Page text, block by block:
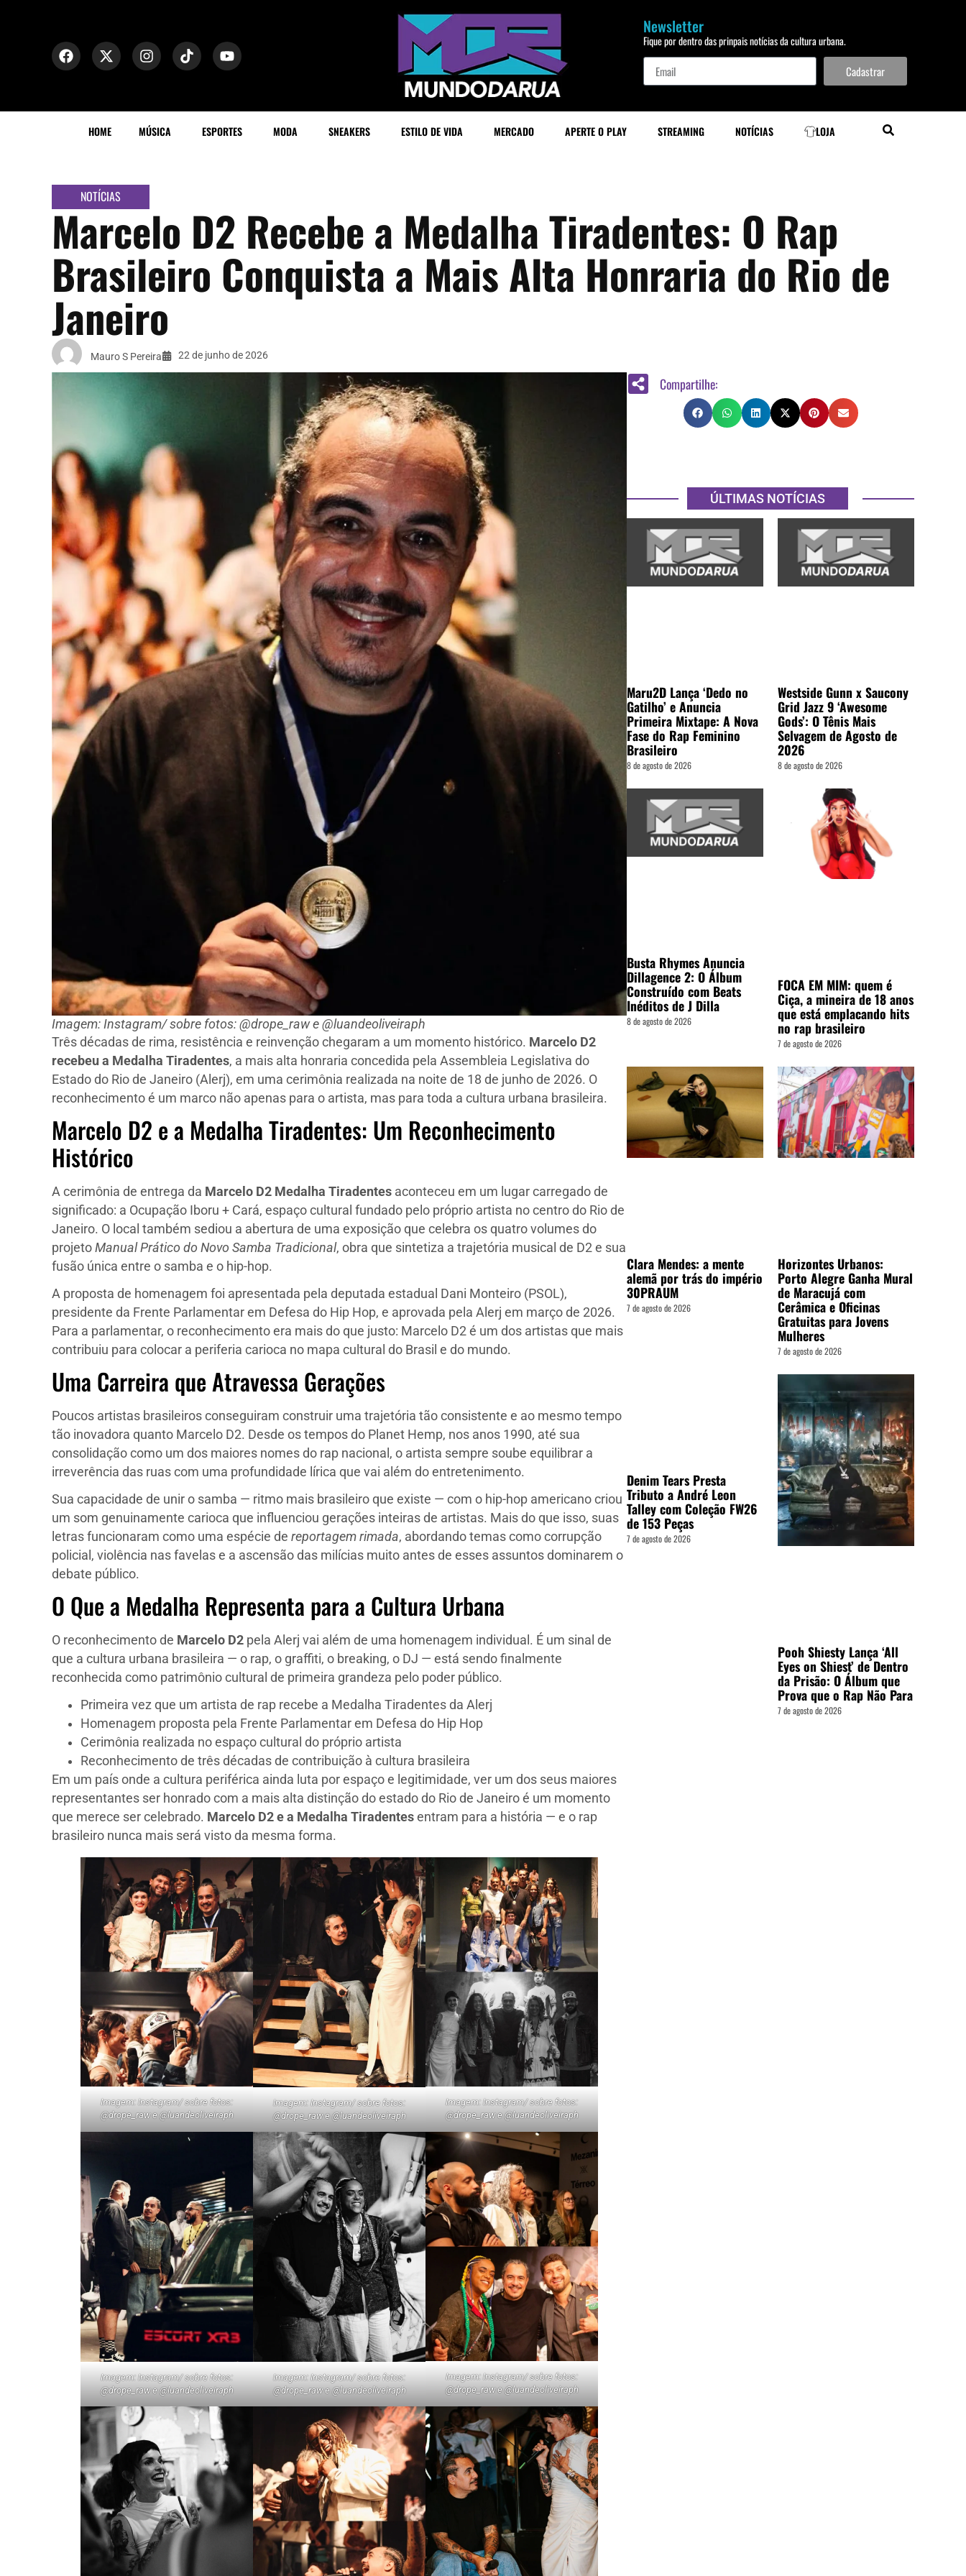
Newsletter
Fique por dentro das prinpais notícias da cultura urbana.
Cadastrar
HOME MÚSICA ESPORTES MODA SNEAKERS ESTILO DE VIDA MERCADO APERTE O PLAY STREAMING NOTÍCIAS LOJA
NOTÍCIAS
Marcelo D2 Recebe a Medalha Tiradentes: O Rap
Brasileiro Conquista a Mais Alta Honraria do Rio de
Janeiro
Mauro S Pereira 22 de junho de 2026
Imagem: Instagram/ sobre fotos: @drope_raw e @luandeoliveiraph
Três décadas de rima, resistência e reinvenção chegaram a um momento histórico. Marcelo D2
recebeu a Medalha Tiradentes, a mais alta honraria concedida pela Assembleia Legislativa do
Estado do Rio de Janeiro (Alerj), em uma cerimônia realizada na noite de 18 de junho de 2026. O
reconhecimento é um marco não apenas para o artista, mas para toda a cultura urbana brasileira.
Marcelo D2 e a Medalha Tiradentes: Um Reconhecimento
Histórico
A cerimônia de entrega da Marcelo D2 Medalha Tiradentes aconteceu em um lugar carregado de
significado: a Ocupação Iboru + Cará, espaço cultural fundado pelo próprio artista no centro do Rio de
Janeiro. O local também sediou a abertura de uma exposição que celebra os quatro volumes do
projeto Manual Prático do Novo Samba Tradicional, obra que sintetiza a trajetória musical de D2 e sua
fusão única entre o samba e o hip-hop.
A proposta de homenagem foi apresentada pela deputada estadual Dani Monteiro (PSOL),
presidente da Frente Parlamentar em Defesa do Hip Hop, e aprovada pela Alerj em março de 2026.
Para a parlamentar, o reconhecimento era mais do que justo: Marcelo D2 é um dos artistas que mais
contribuiu para colocar a periferia carioca no mapa cultural do Brasil e do mundo.
Uma Carreira que Atravessa Gerações
Poucos artistas brasileiros conseguiram construir uma trajetória tão consistente e ao mesmo tempo
tão inovadora quanto Marcelo D2. Desde os tempos do Planet Hemp, nos anos 1990, até sua
consolidação como um dos maiores nomes do rap nacional, o artista sempre soube equilibrar a
irreverência das ruas com uma profundidade lírica que vai além do entretenimento.
Sua capacidade de unir o samba — ritmo mais brasileiro que existe — com o hip-hop americano criou
um som genuinamente carioca que influenciou gerações inteiras de artistas. Mais do que isso, suas
letras funcionaram como uma espécie de reportagem rimada, abordando temas como corrupção
policial, violência nas favelas e a ascensão das milícias muito antes de esses assuntos dominarem o
debate público.
O Que a Medalha Representa para a Cultura Urbana
O reconhecimento de Marcelo D2 pela Alerj vai além de uma homenagem individual. É um sinal de
que a cultura urbana brasileira — o rap, o graffiti, o breaking, o DJ — está sendo finalmente
reconhecida como patrimônio cultural de primeira grandeza pelo poder público.
Primeira vez que um artista de rap recebe a Medalha Tiradentes da Alerj
Homenagem proposta pela Frente Parlamentar em Defesa do Hip Hop
Cerimônia realizada no espaço cultural do próprio artista
Reconhecimento de três décadas de contribuição à cultura brasileira
Em um país onde a cultura periférica ainda luta por espaço e legitimidade, ver um dos seus maiores
representantes ser honrado com a mais alta distinção do estado do Rio de Janeiro é um momento
que merece ser celebrado. Marcelo D2 e a Medalha Tiradentes entram para a história — e o rap
brasileiro nunca mais será visto da mesma forma.
Imagem: Instagram/ sobre fotos:
@drope_raw e @luandeoliveiraph
Imagem: Instagram/ sobre fotos:
@drope_raw e @luandeoliveiraph
Imagem: Instagram/ sobre fotos:
@drope_raw e @luandeoliveiraph
Imagem: Instagram/ sobre fotos:
@drope_raw e @luandeoliveiraph
Imagem: Instagram/ sobre fotos:
@drope_raw e @luandeoliveiraph
Imagem: Instagram/ sobre fotos:
@drope_raw e @luandeoliveiraph
Compartilhe:
ÚLTIMAS NOTÍCIAS
Maru2D Lança ‘Dedo no
Gatilho’ e Anuncia
Primeira Mixtape: A Nova
Fase do Rap Feminino
Brasileiro
8 de agosto de 2026
Westside Gunn x Saucony
Grid Jazz 9 ‘Awesome
Gods’: O Tênis Mais
Selvagem de Agosto de
2026
8 de agosto de 2026
Busta Rhymes Anuncia
Dillagence 2: O Álbum
Construído com Beats
Inéditos de J Dilla
8 de agosto de 2026
FOCA EM MIM: quem é
Ciça, a mineira de 18 anos
que está emplacando hits
no rap brasileiro
7 de agosto de 2026
Clara Mendes: a mente
alemã por trás do império
30PRAUM
7 de agosto de 2026
Horizontes Urbanos:
Porto Alegre Ganha Mural
de Maracujá com
Cerâmica e Oficinas
Gratuitas para Jovens
Mulheres
7 de agosto de 2026
Denim Tears Presta
Tributo a André Leon
Talley com Coleção FW26
de 153 Peças
7 de agosto de 2026
Pooh Shiesty Lança ‘All
Eyes on Shiest’ de Dentro
da Prisão: O Álbum que
Prova que o Rap Não Para
7 de agosto de 2026